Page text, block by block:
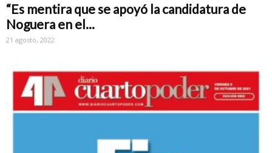
“Es mentira que se apoyó la candidatura de
Noguera en el...
21 agosto, 2022